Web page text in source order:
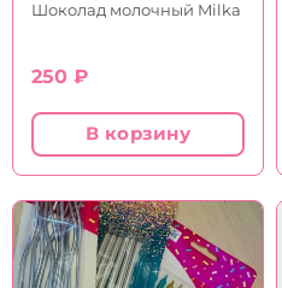
Шоколад молочный Milka
250 ₽
В корзину